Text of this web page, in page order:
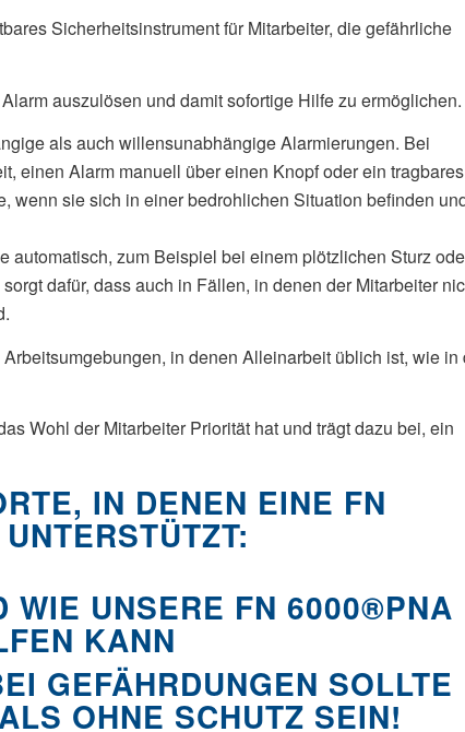
Sicherheitsinstrument für Mitarbeiter, die gefährliche
auszulösen und damit sofortige Hilfe zu ermöglichen.
als auch willensunabhängige Alarmierungen. Bei
einen Alarm manuell über einen Knopf oder ein tragbares
wenn sie sich in einer bedrohlichen Situation befinden
zum Beispiel bei einem plötzlichen Sturz
dafür, dass auch in Fällen, in denen der Mitarbeiter
in denen Alleinarbeit üblich ist, wie in
Wohl der Mitarbeiter Priorität hat und trägt dazu bei, ein
IN DENEN EINE FN
WIE UNSERE FN 6000®PNA
KANN
GEFÄHRDUNGEN SOLLTE
OHNE SCHUTZ SEIN!